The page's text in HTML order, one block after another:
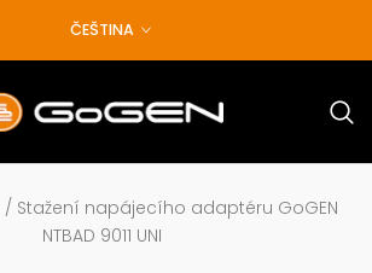
ČEŠTINA
/ Stažení napájecího adaptéru GoGEN
NTBAD 9011 UNI